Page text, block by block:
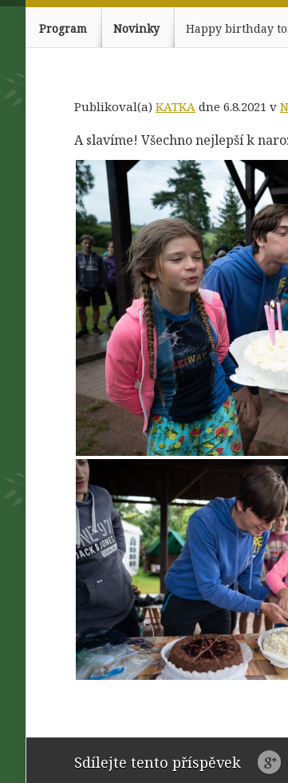
Program Novinky Happy birthday
Publikoval(a) KATKA dne 6.8.2021 v
A slavíme! Všechno nejlepší k
Sdílejte tento příspěvek